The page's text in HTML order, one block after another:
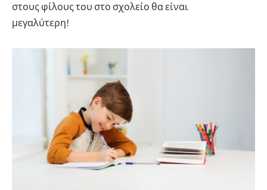
στους φίλους του στο σχολείο θα είναι
μεγαλύτερη!